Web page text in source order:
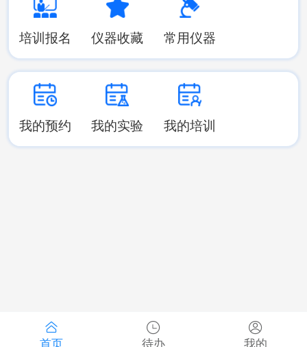
培训报名 仪器收藏 常用仪器
我的预约 我的实验 我的培训
首页 待办 我的